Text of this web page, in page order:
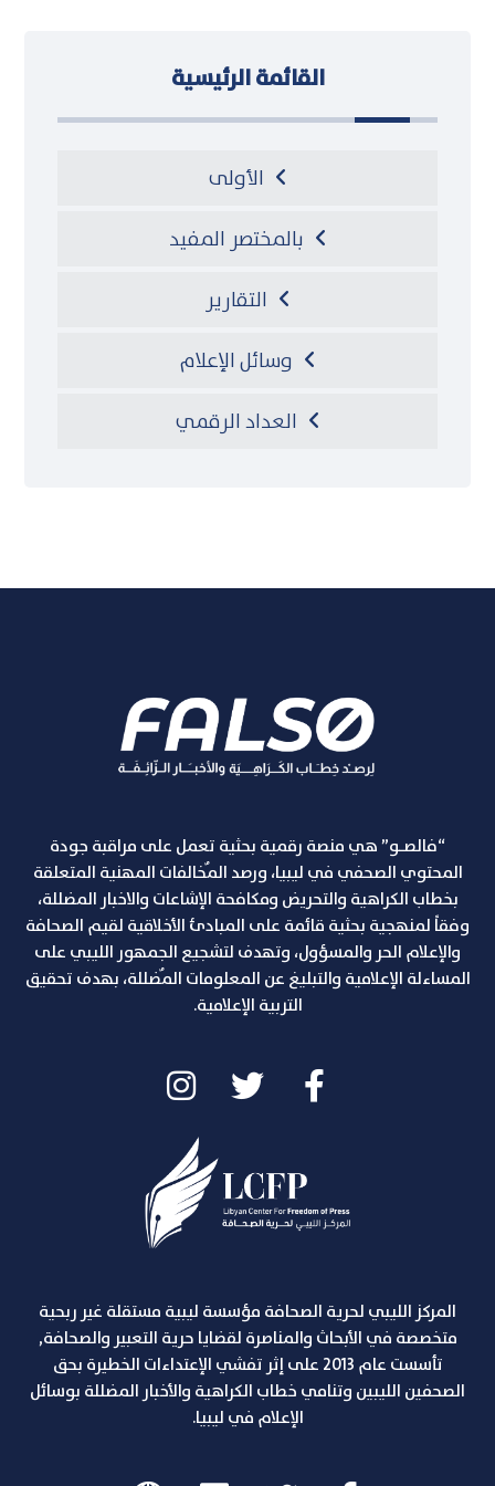
القائمة الرئيسية
الأولى
بالمختصر المفيد
التقارير
وسائل الإعلام
العداد الرقمي
“فالصـو” هي منصة رقمية بحثية تعمل على مراقبة جودة
المحتوي الصحفي في ليبيا، ورصد المٌخالفات المهنية المتعلقة
بخطاب الكراهية والتحريض ومكافحة الإشاعات والاخبار المضللة،
وفقاً لمنهجية بحثية قائمة على المبادئ الأخلاقية لقيم الصحافة
والإعلام الحر والمسؤول، وتهدف لتشجيع الجمهور الليبي على
المساءلة الإعلامية والتبليغ عن المعلومات المٌضللة، بهدف تحقيق
التربية الإعلامية.
المركز الليبي لحرية الصحافة مؤسسة ليبية مستقلة غير ربحية
متخصصة في الأبحاث والمناصرة لقضايا حرية التعبير والصحافة,
تأسست عام 2013 على إثر تفشي الإعتداءات الخطيرة بحق
الصحفين الليبين وتنامي خطاب الكراهية والأخبار المضللة بوسائل
الإعلام في ليبيا.